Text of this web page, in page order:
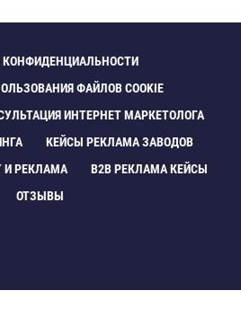
КОНФИДЕНЦИАЛЬНОСТИ
ФАЙЛОВ COOKIE
ИНТЕРНЕТ МАРКЕТОЛОГА
КЕЙСЫ РЕКЛАМА ЗАВОДО
И РЕКЛАМА
B2B РЕКЛАМА КЕЙСЫ
ОТЗЫВЫ